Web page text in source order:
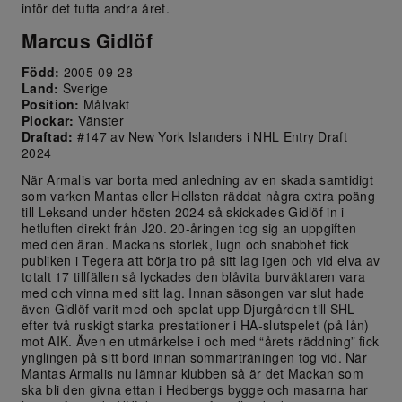
inför det tuffa andra året.
Marcus Gidlöf
Född: 2005-09-28
Land: Sverige
Position: Målvakt
Plockar: Vänster
Draftad: #147 av New York Islanders i NHL Entry Draft
2024
När Armalis var borta med anledning av en skada samtidigt
som varken Mantas eller Hellsten räddat några extra poäng
till Leksand under hösten 2024 så skickades Gidlöf in i
hetluften direkt från J20. 20-åringen tog sig an uppgiften
med den äran. Mackans storlek, lugn och snabbhet fick
publiken i Tegera att börja tro på sitt lag igen och vid elva av
totalt 17 tillfällen så lyckades den blåvita burväktaren vara
med och vinna med sitt lag. Innan säsongen var slut hade
även Gidlöf varit med och spelat upp Djurgården till SHL
efter två ruskigt starka prestationer i HA-slutspelet (på lån)
mot AIK. Även en utmärkelse i och med “årets räddning” fick
ynglingen på sitt bord innan sommarträningen tog vid. När
Mantas Armalis nu lämnar klubben så är det Mackan som
ska bli den givna ettan i Hedbergs bygge och masarna har